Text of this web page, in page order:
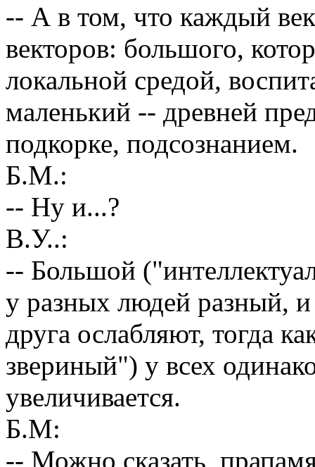
-- А в том, что каждый
векторов: большого,
локальной средой,
маленький -- древней
подкорке, подсознанием.
Б.М.:
-- Ну и...?
В.У..:
-- Большой
у разных людей разный,
друга ослабляют, тогда
звериный") у всех
увеличивается.
Б.М:
-- Можно сказать,